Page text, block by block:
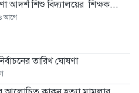
আদর্শ শিশু বিদ্যালয়ের শিক্ষক...
আগে
তারিখ ঘোষণা